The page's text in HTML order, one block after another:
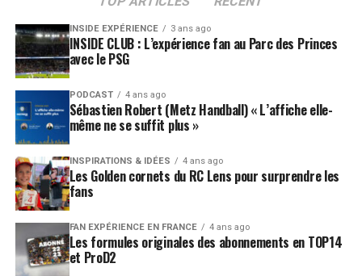
INSIDE EXPÉRIENCE 3 ans ago
INSIDE CLUB : L’expérience fan au Parc des Princes
avec le PSG
PODCAST 4 ans ago
Sébastien Robert (Metz Handball) « L’affiche elle-
même ne se suffit plus »
INSPIRATIONS & IDÉES 4 ans ago
Les Golden cornets du RC Lens pour surprendre les
fans
FAN EXPÉRIENCE EN FRANCE 4 ans ago
Les formules originales des abonnements en TOP14
et ProD2